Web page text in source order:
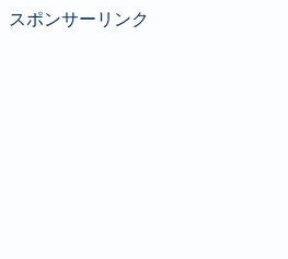
定期購読のご案内
第４回 八ヶ岳高原文学賞
スポンサーリンク